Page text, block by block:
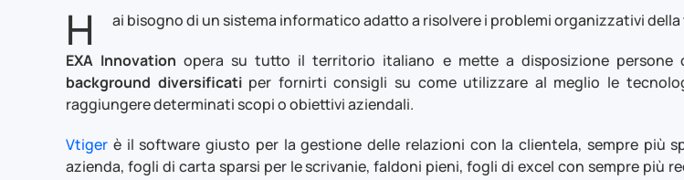
H
ai bisogno di un sistema informatico adatto a risolvere i problemi organizzativi della
EXA Innovation opera su tutto il territorio italiano e mette a disposizione persone
background diversificatiper fornirti consigli su come utilizzare al meglio le
raggiungere determinati scopi o obiettivi aziendali.
Vtiger è il software giusto per la gestione delle relazioni con la clientela, sempre più
azienda, fogli di carta sparsi per le scrivanie, faldoni pieni, fogli di excel con sempre più